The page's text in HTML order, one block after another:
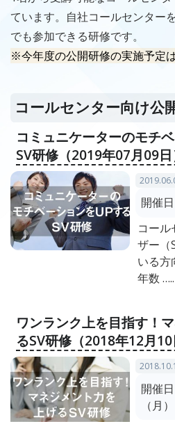
ています。自社コールセンター
でも参加できる研修です。
※今年度の公開研修の実施予定
コールセンター向け公
コミュニケーターのモチ
SV研修（2019年07月09日
開催日
コール
ザー（
いる方
年数 …..
ワンランク上を目指す！
るSV研修（2018年12月10
開催日
（月）